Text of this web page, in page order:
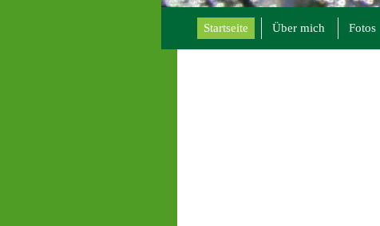
Startseite Über mich Fotos